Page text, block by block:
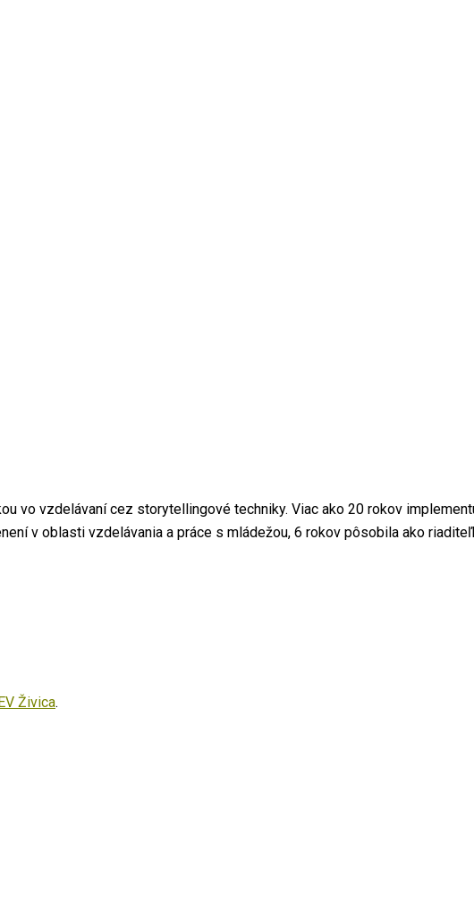
vo vzdelávaní cez storytellingové techniky. Viac ako 20 rokov
v oblasti vzdelávania a práce s mládežou, 6 rokov pôsobila ako
Živica.